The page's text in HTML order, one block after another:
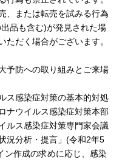
、または転売を試みる行為
品も含む)が発見された場
だく場合がございます。
予防への取り組みとご来場
ス感染症対策の基本的対処
ナウイルス感染症対策本部
ルス感染症対策専門家会議
況分析・提言」(令和2年5
ン作成の求めに応じ、感染